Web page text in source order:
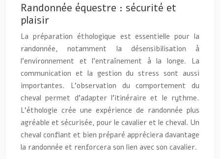
Randonnée équestre : sécurité et
plaisir
La préparation éthologique est essentielle pour la
randonnée, notamment la désensibilisation à
l’environnement et l’entraînement à la longe. La
communication et la gestion du stress sont aussi
importantes. L’observation du comportement du
cheval permet d’adapter l’itinéraire et le rythme.
L’éthologie crée une expérience de randonnée plus
agréable et sécurisée, pour le cavalier et le cheval. Un
cheval confiant et bien préparé appréciera davantage
la randonnée et renforcera son lien avec son cavalier.